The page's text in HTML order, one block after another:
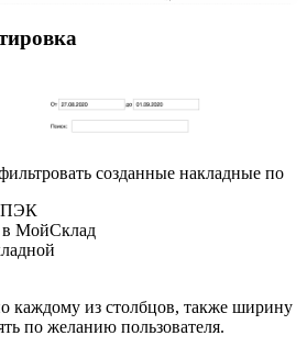
созданные накладные по
ПЭК
в МойСклад
каждому из столбцов, также ширину
по желанию пользователя.